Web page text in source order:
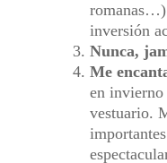
romanas…)
inversión
Nunca,
Me
en invierno
vestuario.